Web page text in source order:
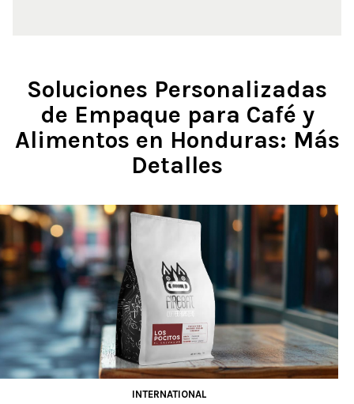
Soluciones Personalizadas
de Empaque para Café y
Alimentos en Honduras: Más
Detalles
INTERNATIONAL